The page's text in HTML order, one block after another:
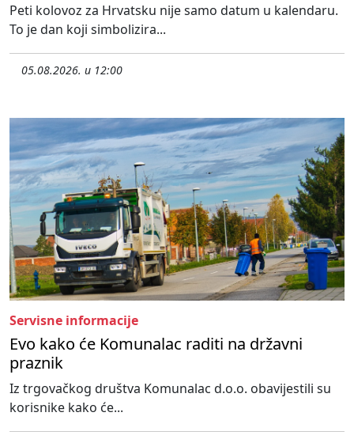
Peti kolovoz za Hrvatsku nije samo datum u kalendaru.
To je dan koji simbolizira...
05.08.2026. u 12:00
Servisne informacije
Evo kako će Komunalac raditi na državni
praznik
Iz trgovačkog društva Komunalac d.o.o. obavijestili su
korisnike kako će...